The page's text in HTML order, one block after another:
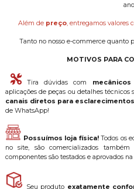
Além de preço, entregamos valores
Tanto no nosso e-commerce quanto
MOTIVOS PARA
Tira dúvidas com
aplicações de peças ou detalhes
canais diretos para
de WhatsApp!
Possuímos loja física!Todos os
no site, são comercializados
componentes são testados e aprovados
Seu produto exatamente